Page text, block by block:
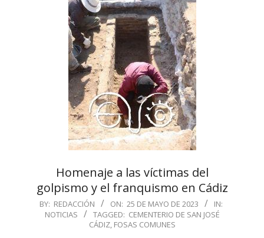
Homenaje a las víctimas del
golpismo y el franquismo en Cádiz
2023-
05-
BY: REDACCIÓN ON: 25 DE MAYO DE 2023
IN:
NOTICIAS
TAGGED: CEMENTERIO DE SAN JOSÉ
CÁDIZ, FOSAS COMUNES